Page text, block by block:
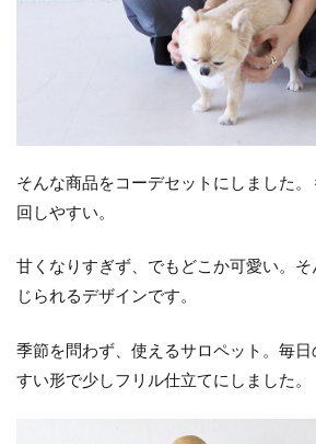
そんな商品をコーデセットにしました
回しやすい。
甘くなりすぎず、でもどこか可愛い。そ
じられるデザインです。
季節を問わず、使えるサロペット。毎
すい形で少しフリル仕立てにしました。